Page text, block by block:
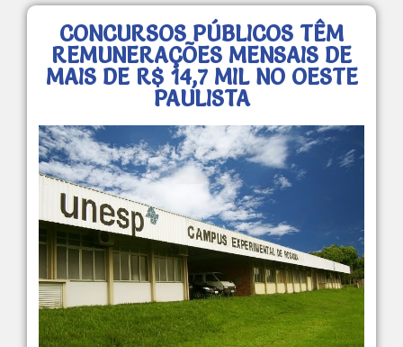
CONCURSOS PÚBLICOS TÊM
REMUNERAÇÕES MENSAIS DE
MAIS DE R$ 14,7 MIL NO OESTE
PAULISTA